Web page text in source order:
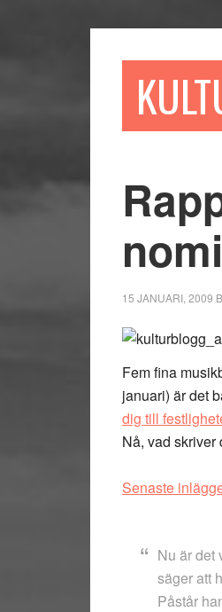
15 JANUARI, 2009
Fem fina
januari) är det
dig till
Nå, vad skriver
Senaste
Nu är det
säger att
Påstår